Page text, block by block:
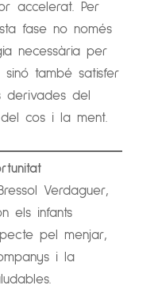
accelerat. Per
fase no només
necessària per
sinó també satisfer
derivades del
cos i la ment.
Verdaguer,
els infants
pel menjar,
i la